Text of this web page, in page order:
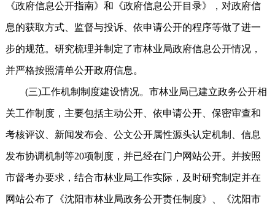
《政府信息公开指南》和《政府信息公开目录》，对政府信
息的获取方式、监督与投诉、依申请公开的程序等做了进一
步的规范。研究梳理并制定了市林业局政府信息公开情况，
并严格按照清单公开政府信息。
(三)工作机制制度建设情况。市林业局已建立政务公开相
关工作制度，主要包括主动公开、依申请公开、保密审查和
考核评议、新闻发布会、公文公开属性源头认定机制、信息
发布协调机制等20项制度，并已经在门户网站公开。并按照
市督考办要求，结合市林业局工作实际，及时研究制定并在
网站公布了《沈阳市林业局政务公开责任制度》、《沈阳市